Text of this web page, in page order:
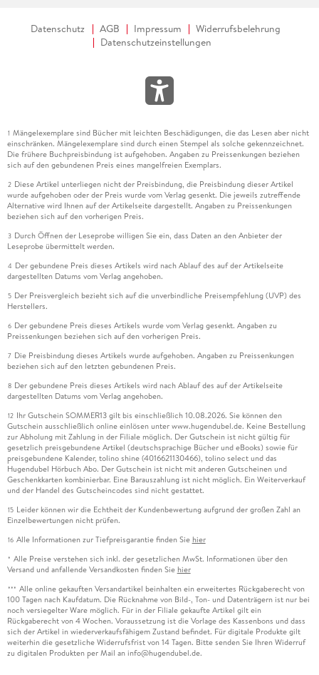
Datenschutz AGB Impressum
Widerrufsbelehrung
Datenschutzeinstellungen
1 Mängelexemplare sind Bücher mit leichten Beschädigungen, die das Lesen aber nicht
einschränken. Mängelexemplare sind durch einen Stempel als solche gekennzeichnet.
Die frühere Buchpreisbindung ist aufgehoben. Angaben zu Preissenkungen beziehen
sich auf den gebundenen Preis eines mangelfreien Exemplars.
2 Diese Artikel unterliegen nicht der Preisbindung, die Preisbindung dieser Artikel
wurde aufgehoben oder der Preis wurde vom Verlag gesenkt. Die jeweils zutreffende
Alternative wird Ihnen auf der Artikelseite dargestellt. Angaben zu Preissenkungen
beziehen sich auf den vorherigen Preis.
3 Durch Öffnen der Leseprobe willigen Sie ein, dass Daten an den Anbieter der
Leseprobe übermittelt werden.
4 Der gebundene Preis dieses Artikels wird nach Ablauf des auf der Artikelseite
dargestellten Datums vom Verlag angehoben.
5 Der Preisvergleich bezieht sich auf die unverbindliche Preisempfehlung (UVP) des
Herstellers.
6 Der gebundene Preis dieses Artikels wurde vom Verlag gesenkt. Angaben zu
Preissenkungen beziehen sich auf den vorherigen Preis.
7 Die Preisbindung dieses Artikels wurde aufgehoben. Angaben zu Preissenkungen
beziehen sich auf den letzten gebundenen Preis.
8 Der gebundene Preis dieses Artikels wird nach Ablauf des auf der Artikelseite
dargestellten Datums vom Verlag angehoben.
12 Ihr Gutschein SOMMER13 gilt bis einschließlich 10.08.2026. Sie können den
Gutschein ausschließlich online einlösen unter www.hugendubel.de. Keine Bestellung
zur Abholung mit Zahlung in der Filiale möglich. Der Gutschein ist nicht gültig für
gesetzlich preisgebundene Artikel (deutschsprachige Bücher und eBooks) sowie für
preisgebundene Kalender, tolino shine (4016621130466), tolino select und das
Hugendubel Hörbuch Abo. Der Gutschein ist nicht mit anderen Gutscheinen und
Geschenkkarten kombinierbar. Eine Barauszahlung ist nicht möglich. Ein Weiterverkauf
und der Handel des Gutscheincodes sind nicht gestattet.
15 Leider können wir die Echtheit der Kundenbewertung aufgrund der großen Zahl an
Einzelbewertungen nicht prüfen.
16 Alle Informationen zur Tiefpreisgarantie finden Sie hier
* Alle Preise verstehen sich inkl. der gesetzlichen MwSt. Informationen über den
Versand und anfallende Versandkosten finden Sie hier
*** Alle online gekauften Versandartikel beinhalten ein erweitertes Rückgaberecht von
100 Tagen nach Kaufdatum. Die Rücknahme von Bild-, Ton- und Datenträgern ist nur bei
noch versiegelter Ware möglich. Für in der Filiale gekaufte Artikel gilt ein
Rückgaberecht von 4 Wochen. Voraussetzung ist die Vorlage des Kassenbons und dass
sich der Artikel in wiederverkaufsfähigem Zustand befindet. Für digitale Produkte gilt
weiterhin die gesetzliche Widerrufsfrist von 14 Tagen. Bitte senden Sie Ihren Widerruf
zu digitalen Produkten per Mail an info@hugendubel.de.